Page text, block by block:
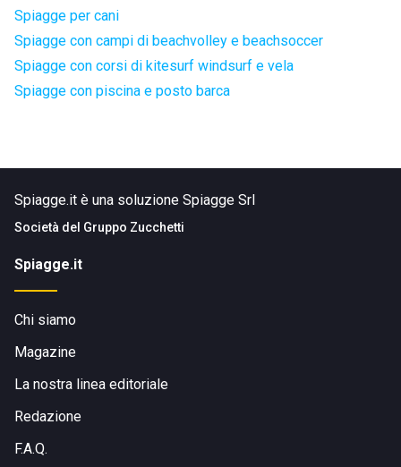
Spiagge per cani
Spiagge con campi di beachvolley e beachsoccer
Spiagge con corsi di kitesurf windsurf e vela
Spiagge con piscina e posto barca
Spiagge.it è una soluzione Spiagge Srl
Società del Gruppo Zucchetti
Spiagge.it
Chi siamo
Magazine
La nostra linea editoriale
Redazione
F.A.Q.